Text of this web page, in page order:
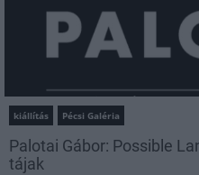
kiállítás Pécsi Galéria
Palotai Gábor: Possible
tájak